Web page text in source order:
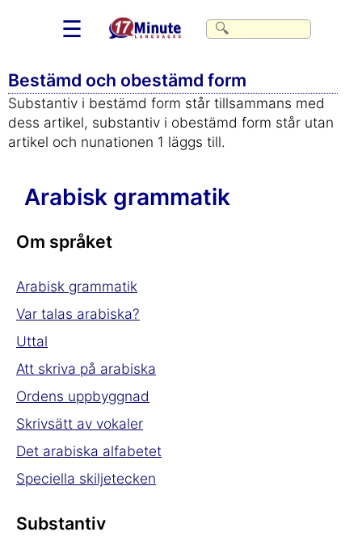
☰
Bestämd och obestämd form
Substantiv i bestämd form står tillsammans med
dess artikel, substantiv i obestämd form står utan
artikel och nunationen 1 läggs till.
Arabisk grammatik
Om språket
Arabisk grammatik
Var talas arabiska?
Uttal
Att skriva på arabiska
Ordens uppbyggnad
Skrivsätt av vokaler
Det arabiska alfabetet
Speciella skiljetecken
Substantiv